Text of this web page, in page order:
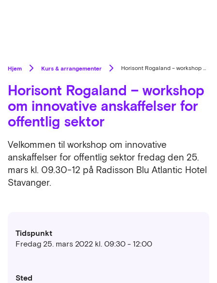
Hjem Kurs & arrangementer Horisont Rogaland – workshop om innovative anskaffelser for offentlig sektor
Horisont Rogaland – workshop
om innovative anskaffelser for
offentlig sektor
Velkommen til workshop om innovative
anskaffelser for offentlig sektor fredag den 25.
mars kl. 09.30-12 på Radisson Blu Atlantic Hotel
Stavanger.
Tidspunkt
Fredag 25. mars 2022 kl. 09:30 - 12:00
Sted